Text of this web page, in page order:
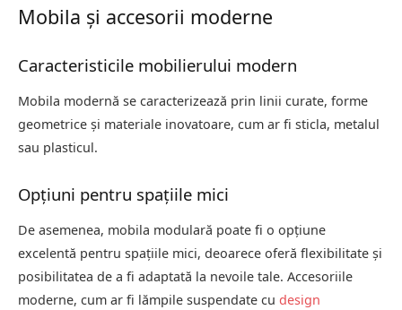
Mobila și accesorii moderne
Caracteristicile mobilierului modern
Mobila modernă se caracterizează prin linii curate, forme
geometrice și materiale inovatoare, cum ar fi sticla, metalul
sau plasticul.
Opțiuni pentru spațiile mici
De asemenea, mobila modulară poate fi o opțiune
excelentă pentru spațiile mici, deoarece oferă flexibilitate și
posibilitatea de a fi adaptată la nevoile tale. Accesoriile
moderne, cum ar fi lămpile suspendate cu design